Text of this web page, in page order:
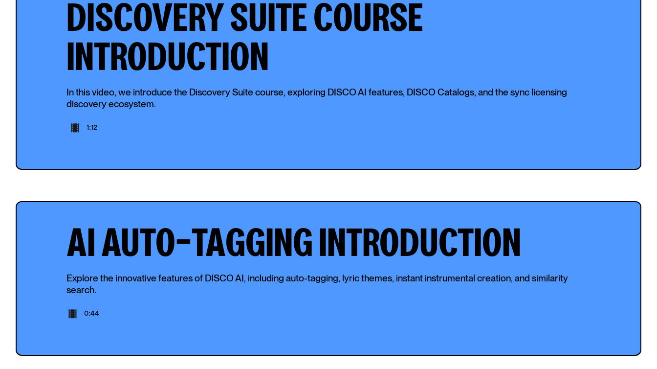
DISCOVERY SUITE COURSE
INTRODUCTION
In this video, we introduce the Discovery Suite course, exploring DISCO AI features, DISCO Catalogs, and the sync licensing
discovery ecosystem.
1:12
AI AUTO-TAGGING INTRODUCTION
Explore the innovative features of DISCO AI, including auto-tagging, lyric themes, instant instrumental creation, and similarity
search.
0:44